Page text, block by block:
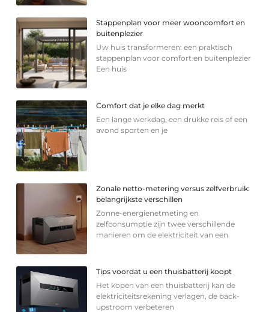
Stappenplan voor meer wooncomfort en
buitenplezier
Uw huis transformeren: een praktisch
stappenplan voor comfort en buitenplezier
Een huis
Comfort dat je elke dag merkt
Een lange werkdag, een drukke reis of een
avond sporten en je
Zonale netto-metering versus zelfverbruik:
belangrijkste verschillen
Zonne-energienetmeting en
zelfconsumptie zijn twee verschillende
manieren om de elektriciteit van een
Tips voordat u een thuisbatterij koopt
Het kopen van een thuisbatterij kan de
elektriciteitsrekening verlagen, de back-
upstroom verbeteren